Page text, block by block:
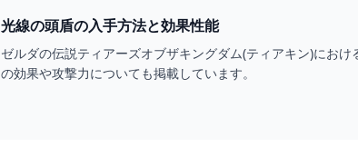
光線の頭盾の入手方法と効果性能
ゼルダの伝説ティアーズオブザキングダム(ティアキン)にお
の効果や攻撃力についても掲載しています。